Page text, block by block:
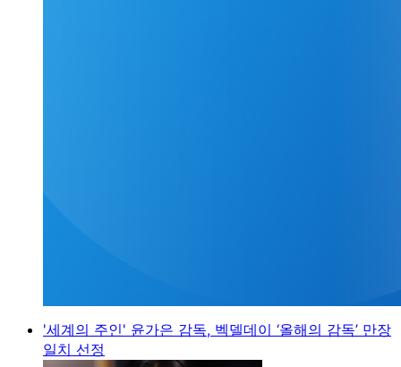
'세계의 주인' 윤가은 감독, 벡델데이 ‘올해의 감독’ 만장
일치 선정